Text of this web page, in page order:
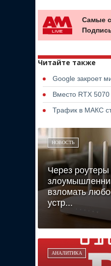
Самые
Читайте также
Google закроет
Вместо RTX
Трафик в МАКС
НОВОСТЬ
Через роутеры
взломать
устр...
АНАЛИТИКА